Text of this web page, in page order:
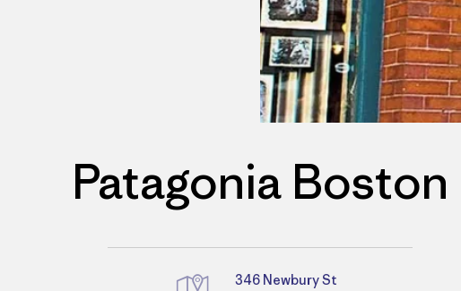
Patagonia Boston
346 Newbury St